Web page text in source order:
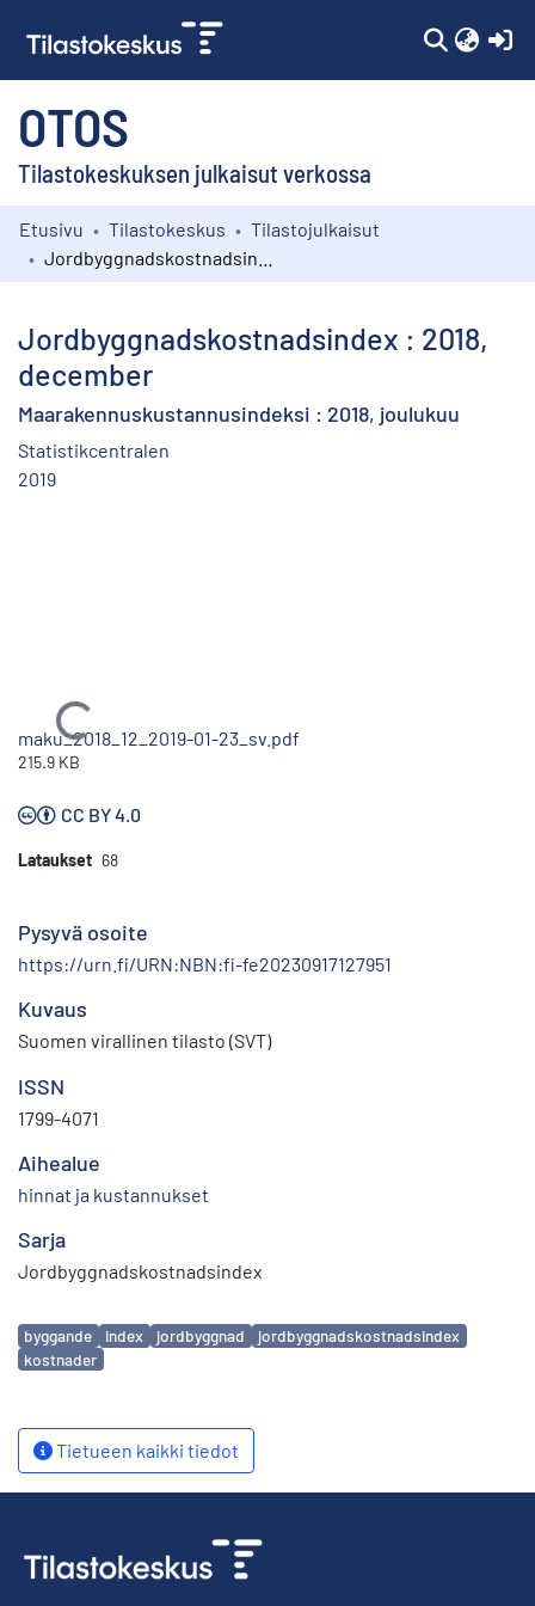
OTOS
Tilastokeskuksen julkaisut verkossa
Kokoelmat
Etusivu Tilastokeskus
Tilastojulkaisut
Jordbyggnadskostnadsindex : 2018,
december
Maarakennuskustannusindeksi : 2018, joulukuu
Statistikcentralen
2019
Ladataan...
maku_2018_12_2019-01-23_sv.pdf
215.9 KB
CC BY 4.0
Lataukset 68
Pysyvä osoite
https://urn.fi/URN:NBN:fi-fe20230917127951
Kuvaus
Suomen virallinen tilasto (SVT)
ISSN
1799-4071
Aihealue
hinnat ja kustannukset
Sarja
Jordbyggnadskostnadsindex
Avainsanat
byggande index jordbyggnad
jordbyggnadskostnadsindex
kostnader
Tietueen kaikki tiedot